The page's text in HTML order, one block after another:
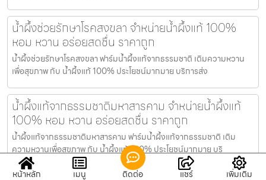
น้ำผึ้งช่วยรักษาโรคสงขลา จำหน่ายน้ำผึ้งแท้ 100%
หอม หวาน อร่อยสดชื่น ราคาถูก
น้ำผึ้งช่วยรักษาโรคสงขลา ฟาร์มน้ำผึ้งแท้จากธรรมชาติ เติมความหวาน
เพื่อสุขภาพ กับ น้ำผึ้งแท้ 100% ประโยชน์มากมาย บริการส่ง
น้ำผึ้งแท้จากธรรมชาติมหาสารคาม จำหน่ายน้ำผึ้งแท้
100% หอม หวาน อร่อยสดชื่น ราคาถูก
น้ำผึ้งแท้จากธรรมชาติมหาสารคาม ฟาร์มน้ำผึ้งแท้จากธรรมชาติ เติม
ความหวานเพื่อสุขภาพ กับ น้ำผึ้งแท้ 100% ประโยชน์มากมาย บริ
หน้าหลัก เมนู ติดต่อ แชร์ เพิ่มเติม